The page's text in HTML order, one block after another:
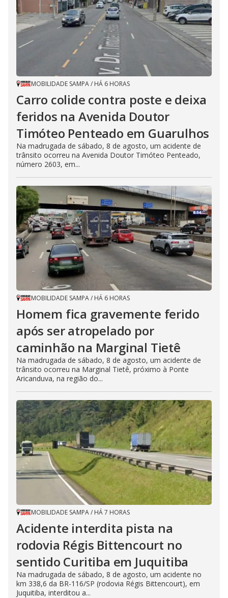
MOBILIDADE SAMPA/ HÁ 6 HORAS
Carro colide contra poste e deixa
feridos na Avenida Doutor
Timóteo Penteado em Guarulhos
Na madrugada de sábado, 8 de agosto, um acidente de
trânsito ocorreu na Avenida Doutor Timóteo Penteado,
número 2603, em...
MOBILIDADE SAMPA/ HÁ 6 HORAS
Homem fica gravemente ferido
após ser atropelado por
caminhão na Marginal Tietê
Na madrugada de sábado, 8 de agosto, um acidente de
trânsito ocorreu na Marginal Tietê, próximo à Ponte
Aricanduva, na região do...
MOBILIDADE SAMPA/ HÁ 7 HORAS
Acidente interdita pista na
rodovia Régis Bittencourt no
sentido Curitiba em Juquitiba
Na madrugada de sábado, 8 de agosto, um acidente no
km 338,6 da BR-116/SP (rodovia Régis Bittencourt), em
Juquitiba, interditou a...